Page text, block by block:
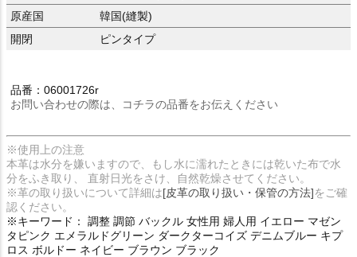
原産国
韓国(縫製)
開閉
ピンタイプ
品番：06001726r
お問い合わせの際は、コチラの品番をお伝えください
※使用上の注意
本革は水分を嫌いますので、もし水に濡れたときには乾いた布で水
分をふき取り、 直射日光をさけ、自然乾燥させてください。
※革の取り扱いについて詳細は[皮革の取り扱い・保管の方法]をご確
認ください。
※キーワード： 調整 調節 バックル 女性用 婦人用 イエロー マゼン
タピンク エメラルドグリーン ダークターコイズ デニムブルー キプ
ロス ボルドー ネイビー ブラウン ブラック